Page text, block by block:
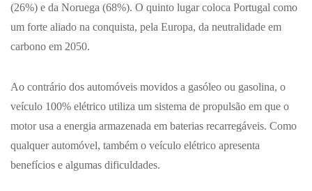
(26%) e da Noruega (68%). O quinto lugar coloca Portugal como
um forte aliado na conquista, pela Europa, da neutralidade em
carbono em 2050.
Ao contrário dos automóveis movidos a gasóleo ou gasolina, o
veículo 100% elétrico utiliza um sistema de propulsão em que o
motor usa a energia armazenada em baterias recarregáveis. Como
qualquer automóvel, também o veículo elétrico apresenta
benefícios e algumas dificuldades.